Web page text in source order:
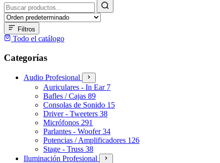
Buscar
productos
Filtros
Todo el catálogo
Categorías
Audio Profesional
Auriculares - In Ear 7
Bafles / Cajas 89
Consolas de Sonido 15
Driver - Tweeters 38
Micrófonos 291
Parlantes - Woofer34
Potencias / Amplificadores 126
Stage - Truss 38
Iluminación Profesional